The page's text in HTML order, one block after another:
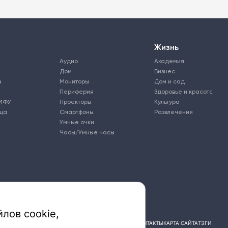
Аудио
Дом
Мониторы
Периферия
Проекторы
Смартфоны
Умные очки
Часы/Умные часы
Жизнь
Академия
Бизнес
Дом и сад
Здоровье и красота
Культура
Развлечения
КОНТАКТЫКАРТА САЙТАТЭГИ
cookie,